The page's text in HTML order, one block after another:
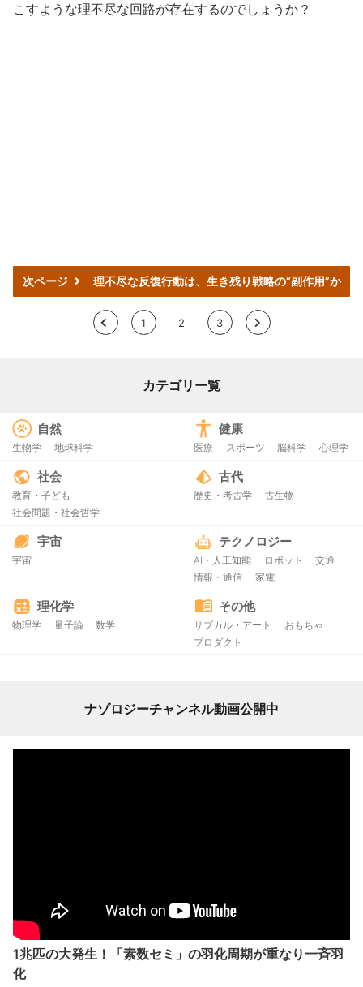
こすような理不尽な回路が存在するのでしょうか？
次ページ 理不尽な反復行動は、生き残り戦略の“副作用”か
< 1 2 3 >
カテゴリー覧
自然
生物学 地球科学
健康
医療 スポーツ 脳科学 心理学
社会
教育・子ども
社会問題・社会哲学
古代
歴史・考古学 古生物
宇宙
宇宙
テクノロジー
AI・人工知能 ロボット
交通
情報・通信
家電
理化学
物理学 量子論 数学
その他
サブカル・アート
おもちゃ
プロダクト
ナゾロジーチャンネル動画公開中
1兆匹の大発生！「素数セミ」の羽化周期が重なり一斉羽
化